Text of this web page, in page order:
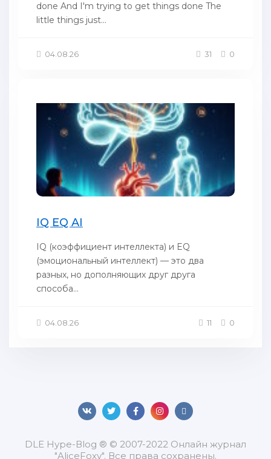
done And I'm trying to get things done The
little things just...
04.08.26 31 0
IQ EQ AI
IQ (коэффициент интеллекта) и EQ
(эмоциональный интеллект) — это два
разных, но дополняющих друг друга
способа...
04.08.26 11 0
DLЕ Нуре-Вlоg ® © 2007-2022 Онлайн журнал
"AliceFoxy". Все права сохранены.